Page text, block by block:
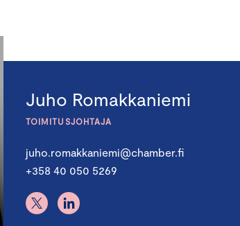
Juho Romakkaniemi
TOIMITUSJOHTAJA
juho.romakkaniemi@chamber.fi
+358 40 050 5269